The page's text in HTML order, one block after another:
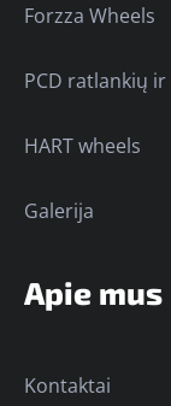
Forzza Wheels
PCD ratlankių
HART wheels
Galerija
Apie mus
Kontaktai